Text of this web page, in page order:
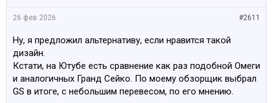
#2611
26 фев 2026
Ну, я предложил альтернативу, если нравится такой
дизайн.
Кстати, на Ютубе есть сравнение как раз подобной Омеги
и аналогичных Гранд Сейко. По моему обзорщик выбрал
GS в итоге, с небольшим перевесом, по его мнению.